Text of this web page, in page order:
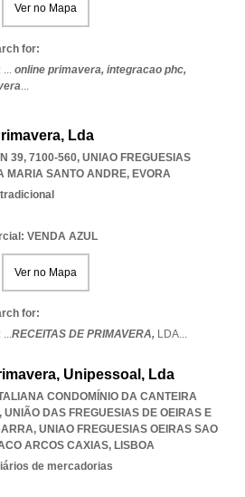
Ver no Mapa
for:
... online primavera, integracao phc,
...
Lda
39, 7100-560, UNIAO FREGUESIAS
MARIA SANTO ANDRE, EVORA
VENDA AZUL
Ver no Mapa
for:
...RECEITAS DE PRIMAVERA, LDA...
Unipessoal, Lda
CONDOMÍNIO DA CANTEIRA
DAS FREGUESIAS DE OEIRAS E
, UNIAO FREGUESIAS OEIRAS SAO
ARCOS CAXIAS, LISBOA
de mercadorias